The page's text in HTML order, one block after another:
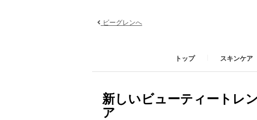
ビーグレンへ
トップ スキンケア
新しいビューティートレ
ア